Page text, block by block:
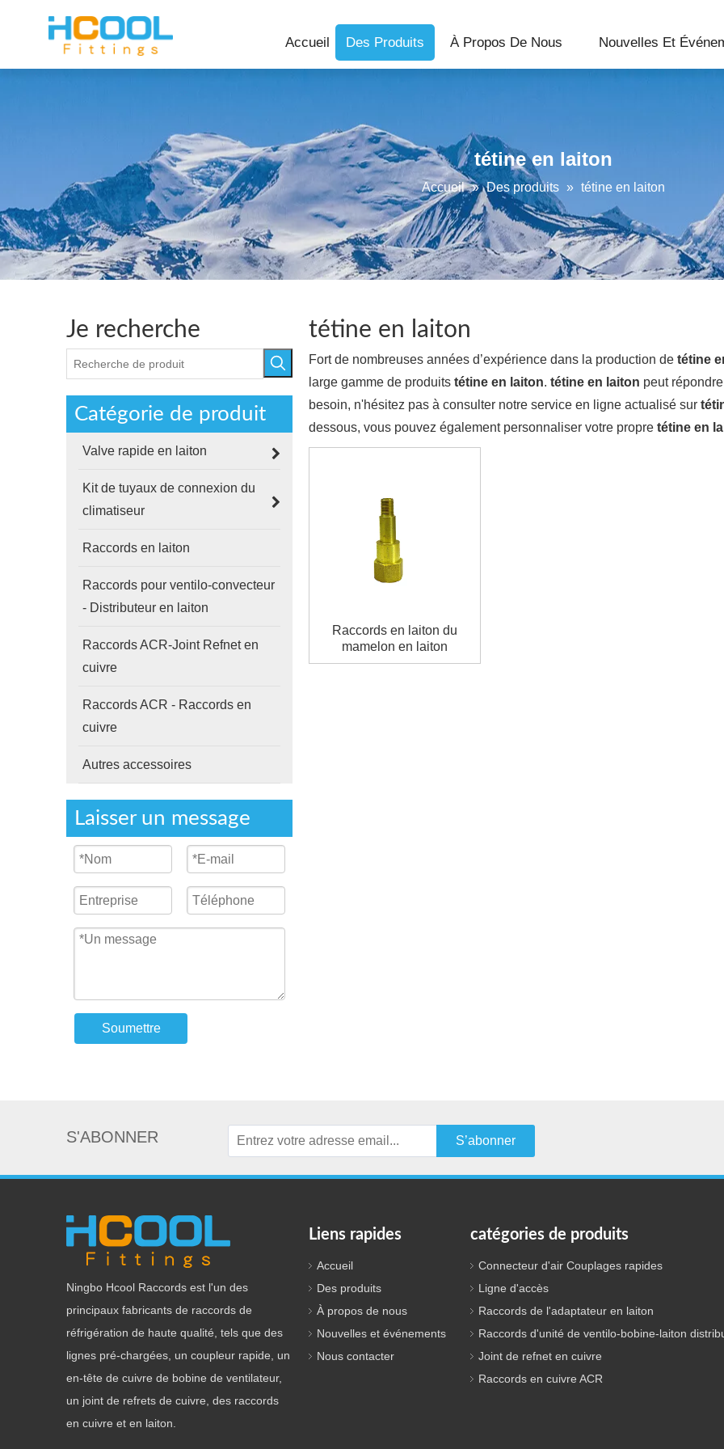
Accueil Des Produits À Propos De Nous Nouvelles Et
tétine en laiton
Accueil » Des produits » tétine en laiton
Je recherche
Catégorie de produit
Valve rapide en laiton
Kit de tuyaux de connexion du
climatiseur
Raccords en laiton
Raccords pour ventilo-convecteur
- Distributeur en laiton
Raccords ACR-Joint Refnet en
cuivre
Raccords ACR - Raccords en
cuivre
Autres accessoires
Laisser un message
Soumettre
tétine en laiton
Fort de nombreuses années d’expérience dans la production de tétine
large gamme de produits tétine en laiton. tétine en laiton peut
besoin, n'hésitez pas à consulter notre service en ligne actualisé sur
dessous, vous pouvez également personnaliser votre propre tétine en
Raccords en laiton du
mamelon en laiton
S'ABONNER S’abonner
Ningbo Hcool Raccords est l'un des
principaux fabricants de raccords de
réfrigération de haute qualité, tels que des
lignes pré-chargées, un coupleur rapide, un
en-tête de cuivre de bobine de ventilateur,
un joint de refrets de cuivre, des raccords
en cuivre et en laiton.
Liens rapides
Accueil
Des produits
À propos de nous
Nouvelles et événements
Nous contacter
catégories de produits
Connecteur d'air Couplages rapides
Ligne d'accès
Raccords de l'adaptateur en laiton
Raccords d'unité de ventilo-bobine-laiton
Joint de refnet en cuivre
Raccords en cuivre ACR